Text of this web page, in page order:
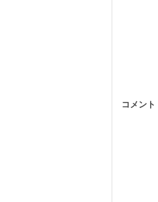
コメント